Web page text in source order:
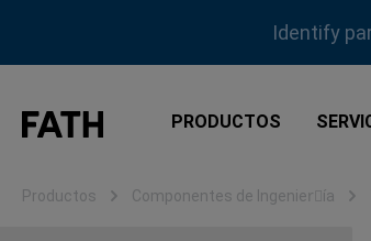
Saltar a la navegación principalIdentify
PRODUCTOS
Productos Componentes de Ingenierِía